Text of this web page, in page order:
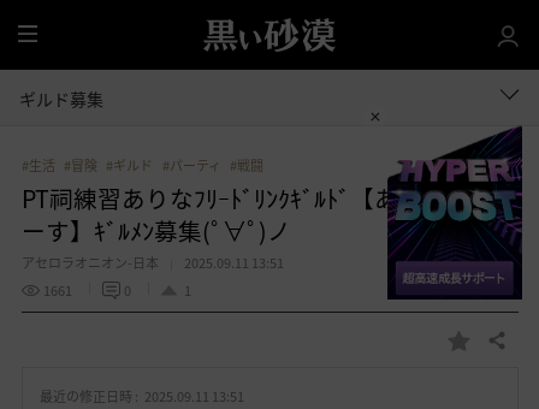
全
体
ギルド募集
#生活 #冒険 #ギルド #パーティ #戦闘
PT祠練習ありなﾌﾘｰﾄﾞﾘﾝｸｷﾞﾙﾄﾞ【あせろらじゅ
ーす】ｷﾞﾙﾒﾝ募集(ﾟ∀ﾟ)ノ
アセロラオニオン-日本
2025.09.11 13:51
1661
0 1
お 共有する
最近の修正日時 : 2025.09.11 13:51